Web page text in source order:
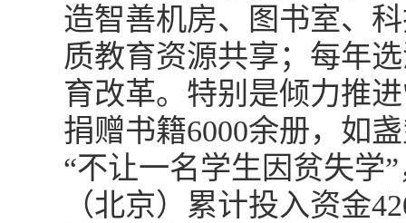
造智善机房、图书室、
质教育资源共享；每年
育改革。特别是倾力推
捐赠书籍6000余册，如
“不让一名学生因贫失学
（北京）累计投入资金